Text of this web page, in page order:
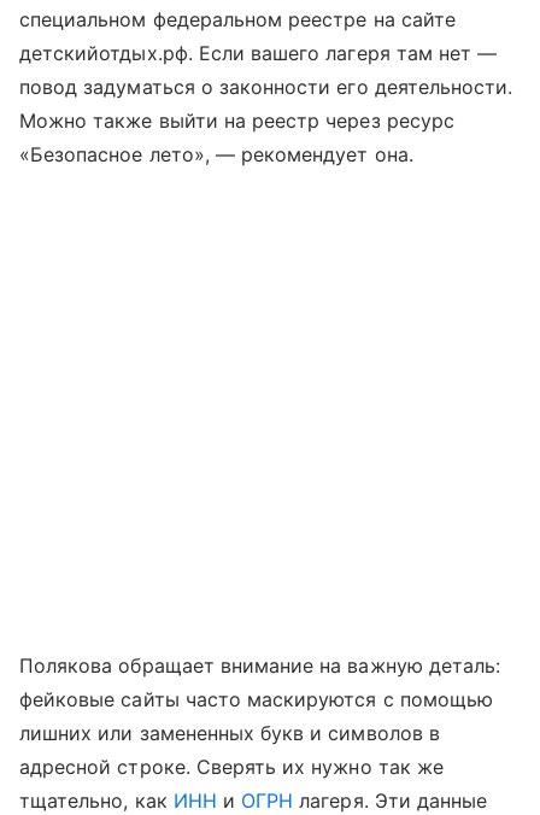
специальном федеральном реестре на сайте
детскийотдых.рф. Если вашего лагеря там нет —
повод задуматься о законности его деятельности.
Можно также выйти на реестр через ресурс
«Безопасное лето», — рекомендует она.
Полякова обращает внимание на важную деталь:
фейковые сайты часто маскируются с помощью
лишних или замененных букв и символов в
адресной строке. Сверять их нужно так же
тщательно, как ИНН и ОГРН лагеря. Эти данные